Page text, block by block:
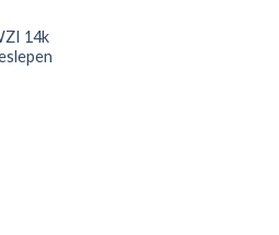
14k